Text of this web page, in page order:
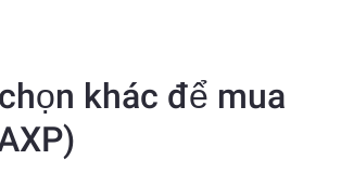
khác để mua